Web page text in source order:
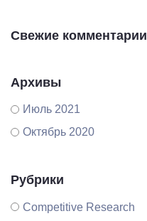
Свежие комментарии
Архивы
Июль 2021
Октябрь 2020
Рубрики
Competitive Research